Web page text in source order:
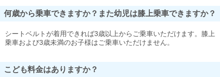
何歳から乗車できますか？また幼児は膝上乗車できますか？
シートベルトが着用できれば3歳以上からご乗車いただけます。膝上
乗車および3歳未満のお子様はご乗車いただけません。
こども料金はありますか？